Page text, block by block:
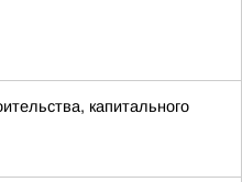
капитального